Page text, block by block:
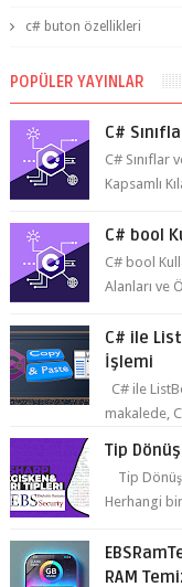
c# buton özellikleri
POPÜLER YAYINLAR
C#
C# Sınıflar
Kapsamlı
C# bool
C# bool
Alanları ve
C# ile
İşlemi
C# ile
makalede,
Tip
Tip
Herhangi
RAM